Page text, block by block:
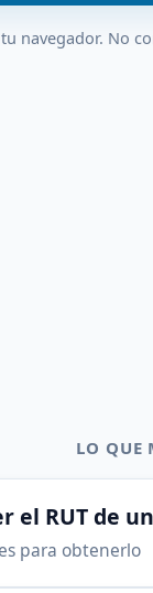
tu navegador. No
LO QUE
el RUT de
para obtenerlo